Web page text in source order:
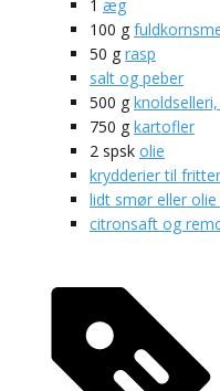
1 æg
100 g
50 g rasp
salt og peber
500 g
750 g kartofler
2 spsk olie
krydderier til
lidt smør eller
citronsaft og